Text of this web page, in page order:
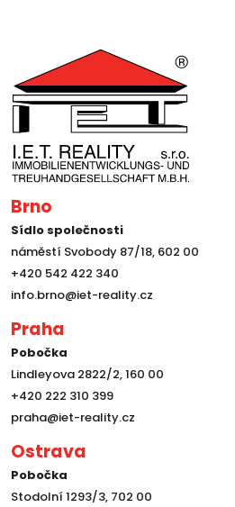
Brno
Sídlo společnosti
náměstí Svobody 87/18, 602 00
+420 542 422 340
info.brno@iet-reality.cz
Praha
Pobočka
Lindleyova 2822/2, 160 00
+420 222 310 399
praha@iet-reality.cz
Ostrava
Pobočka
Stodolní 1293/3, 702 00